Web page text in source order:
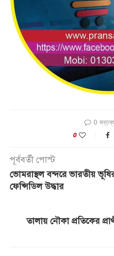
0 মন্তব্য
0
পূর্ববর্তী পোস্ট
ভোমরাস্থল বন্দরে ভারতীয়
ফেন্সিডিল উদ্ধার
তালায় নৌকা প্রতিকের